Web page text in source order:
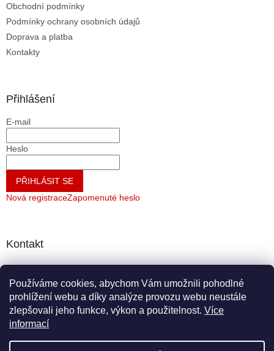
Používáme cookies, abychom Vám umožnili pohodlné
prohlížení webu a díky analýze provozu webu neustále
zlepšovali jeho funkce, výkon a použitelnost. Více
informací
Obchodní podmínky
Podmínky ochrany osobních údajů
Doprava a platba
Kontakty
Přihlášení
E-mail
Heslo
PŘIHLÁSIT SE
Nová registraceZapomenuté heslo
Kontakt
+420721743375
+420721743375